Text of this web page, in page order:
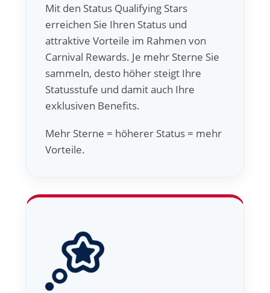
Mit den Status Qualifying Stars
erreichen Sie Ihren Status und
attraktive Vorteile im Rahmen von
Carnival Rewards. Je mehr Sterne Sie
sammeln, desto höher steigt Ihre
Statusstufe und damit auch Ihre
exklusiven Benefits.
Mehr Sterne = höherer Status = mehr
Vorteile.